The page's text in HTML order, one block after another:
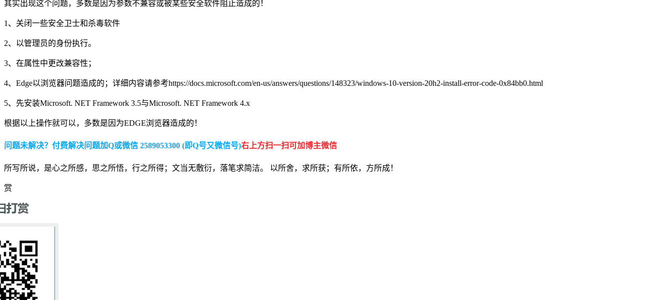
其实出现这个问题，多数是因为参数不兼容或被某些安全软件阻止造成的！
1、关闭一些安全卫士和杀毒软件
2、以管理员的身份执行。
3、在属性中更改兼容性；
4、Edge以浏览器问题造成的；详细内容请参考https://docs.microsoft.com/en-us/answers/questions/148323/windows-10-version-20h2-install-error-code-0x84bb0.html
5、先安装Microsoft. NET Framework 3.5与Microsoft. NET Framework 4.x
根据以上操作就可以，多数是因为EDGE浏览器造成的！
问题未解决？付费解决问题加Q或微信 2589053300 (即Q号又微信号)右上方扫一扫可加博主微信
所写所说，是心之所感，思之所悟，行之所得；文当无敷衍，落笔求简洁。 以所舍，求所获；有所依，方所成！
赏